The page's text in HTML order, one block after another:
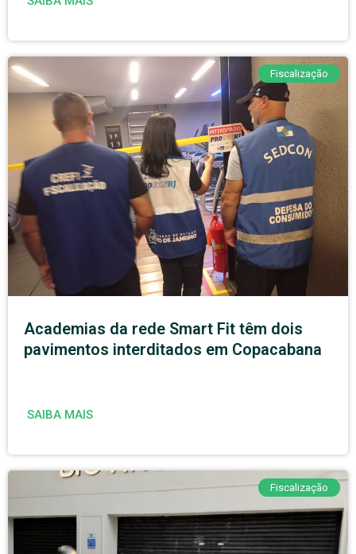
Fiscalização
Academias da rede Smart Fit têm dois
pavimentos interditados em Copacabana
SAIBA MAIS
Fiscalização